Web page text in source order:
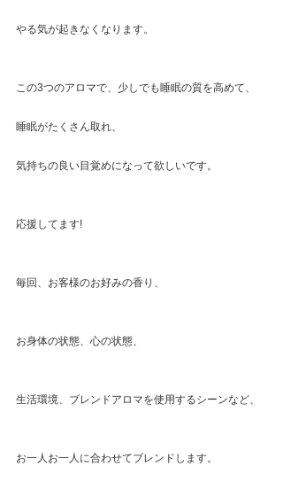
やる気が起きなくなります。
この3つのアロマで、少しでも睡眠の質を高めて、
睡眠がたくさん取れ、
気持ちの良い目覚めになって欲しいです。
応援してます!
毎回、お客様のお好みの香り、
お身体の状態、心の状態、
生活環境、ブレンドアロマを使用するシーンなど、
お一人お一人に合わせてブレンドします。